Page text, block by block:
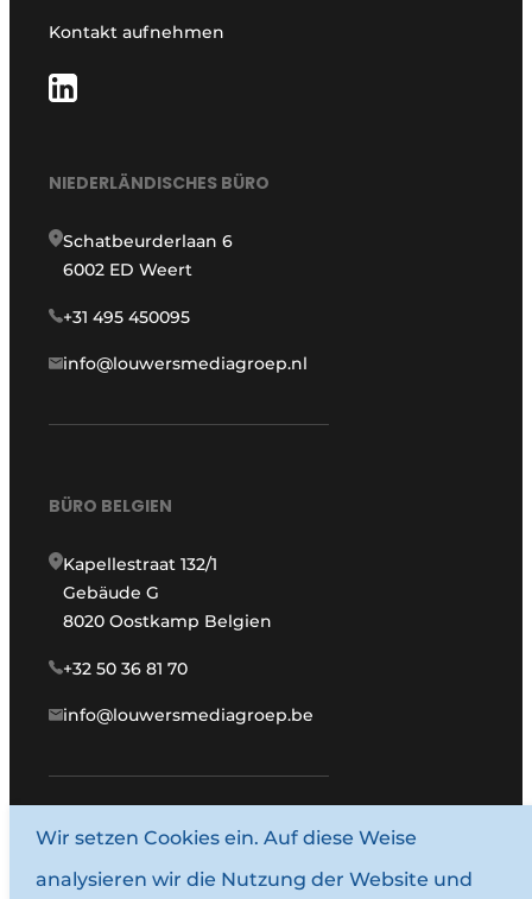
Kontakt aufnehmen
NIEDERLÄNDISCHES BÜRO
Schatbeurderlaan 6
6002 ED Weert
+31 495 450095
info@louwersmediagroep.nl
BÜRO BELGIEN
Kapellestraat 132/1
Gebäude G
8020 Oostkamp Belgien
+32 50 36 81 70
info@louwersmediagroep.be
www.louwersmediagroep.com
© 1987–2026 Louwersmediagroep.
Wir setzen Cookies ein. Auf diese Weise
analysieren wir die Nutzung der Website und